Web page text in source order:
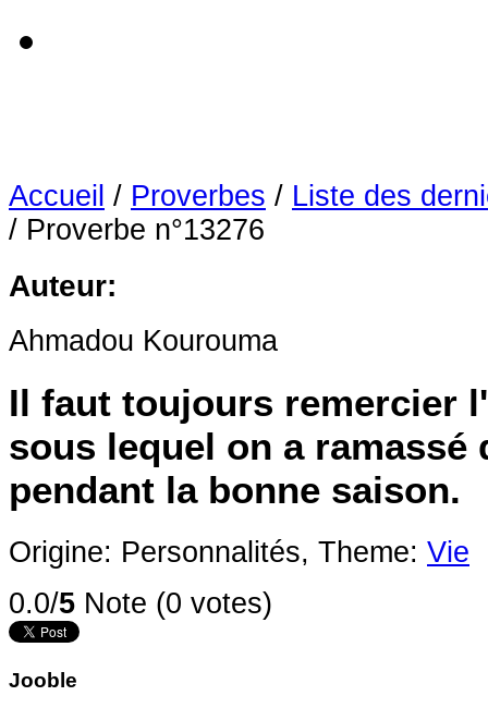
Accueil / Proverbes / Liste des
/ Proverbe n°13276
Auteur:
Ahmadou Kourouma
Il faut toujours remercier
sous lequel on a ramassé
pendant la bonne saison.
Origine: Personnalités, Theme: Vie
0.0/5 Note (0 votes)
Jooble